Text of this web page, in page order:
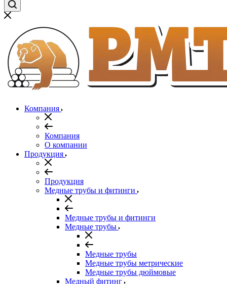
Компания
Компания
О компании
Продукция
Продукция
Медные трубы и фитинги
Медные трубы и фитинги
Медные трубы
Медные трубы
Медные трубы метрические
Медные трубы дюймовые
Медный фитинг